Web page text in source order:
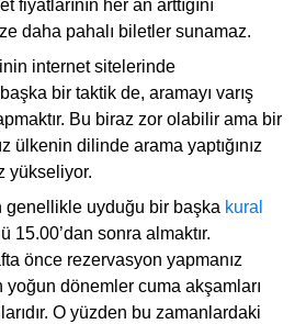
fiyatlarının her an arttığını
daha pahalı biletler sunamaz.
internet sitelerinde
bir taktik de, aramayı varış
Bu biraz zor olabilir ama bir
ülkenin dilinde arama yaptığınız
yükseliyor.
genellikle uyduğu bir başka kural
15.00’dan sonra almaktır.
önce rezervasyon yapmanız
dönemler cuma akşamları
O yüzden bu zamanlardaki